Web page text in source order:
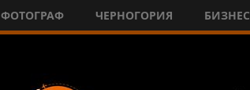
ФОТОГРАФ ЧЕРНОГОРИЯ БИЗНЕС